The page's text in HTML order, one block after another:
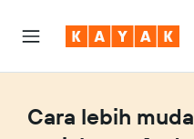
Cara lebih